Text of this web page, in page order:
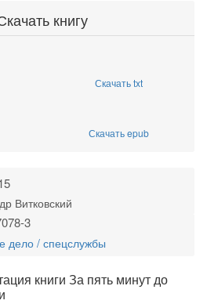
книгу
Скачать txt
Скачать epub
Витковский
3
дело / спецслужбы
книги За пять минут до